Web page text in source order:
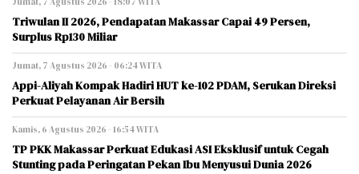
Triwulan II 2026, Pendapatan Makassar Capai 49 Persen,
Surplus Rp130 Miliar
Jumat, 7 Agustus 2026 - 06:24 WITA
Appi-Aliyah Kompak Hadiri HUT ke-102 PDAM, Serukan Direksi
Perkuat Pelayanan Air Bersih
Kamis, 6 Agustus 2026 - 16:54 WITA
TP PKK Makassar Perkuat Edukasi ASI Eksklusif untuk Cegah
Stunting pada Peringatan Pekan Ibu Menyusui Dunia 2026